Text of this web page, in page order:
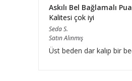
Askılı Bel Bağlamalı
Kalitesi çok iyi
SedaS.
Satın Alınmış
Üst beden dar kalıp bir